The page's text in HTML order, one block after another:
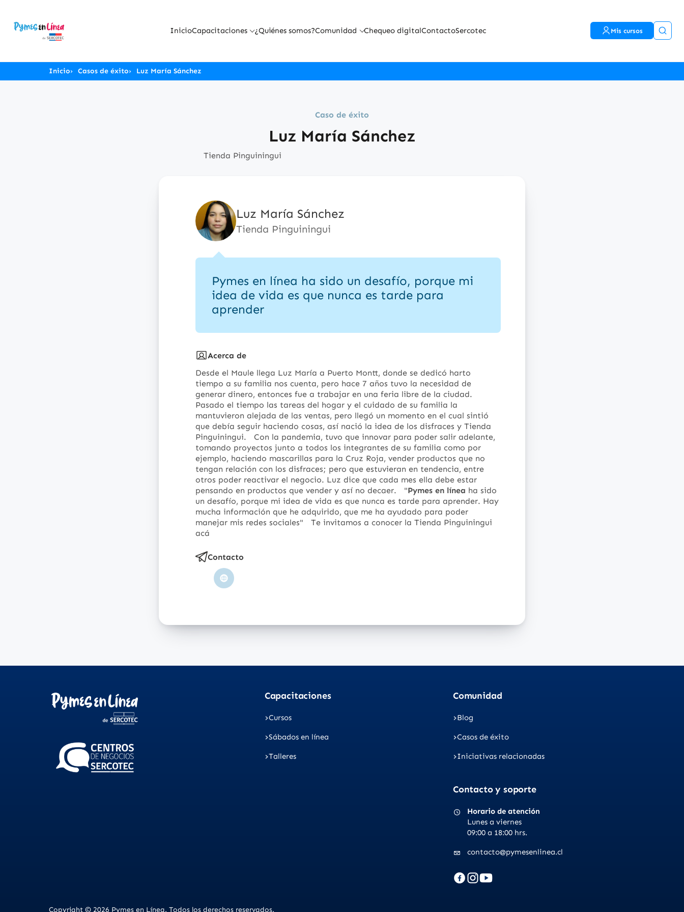
InicioCapacitaciones ¿Quiénes somos?Comunidad Chequeo digitalContactoSercotec Mis cursos
Inicio Casos de éxito Luz María Sánchez
Caso de éxito
Luz María Sánchez
Tienda Pinguiningui
Luz María Sánchez
Tienda Pinguiningui
Pymes en línea ha sido un desafío, porque mi
idea de vida es que nunca es tarde para
aprender
Acerca de
Desde el Maule llega Luz María a Puerto Montt, donde se dedicó harto
tiempo a su familia nos cuenta, pero hace 7 años tuvo la necesidad de
generar dinero, entonces fue a trabajar en una feria libre de la ciudad.
Pasado el tiempo las tareas del hogar y el cuidado de su familia la
mantuvieron alejada de las ventas, pero llegó un momento en el cual sintió
que debía seguir haciendo cosas, así nació la idea de los disfraces y Tienda
Pinguiningui.
Con la pandemia, tuvo que innovar para poder salir adelante,
tomando proyectos junto a todos los integrantes de su familia como por
ejemplo, haciendo mascarillas para la Cruz Roja, vender productos que no
tengan relación con los disfraces; pero que estuvieran en tendencia, entre
otros poder reactivar el negocio. Luz dice que cada mes ella debe estar
pensando en productos que vender y así no decaer.
"Pymes en línea ha sido
un desafío, porque mi idea de vida es que nunca es tarde para aprender. Hay
mucha información que he adquirido, que me ha ayudado para poder
manejar mis redes sociales" Te invitamos a conocer la Tienda Pinguiningui
acá
Contacto
Sitio
Capacitaciones
Cursos
Sábados en línea
Talleres
Comunidad
Blog
Casos de éxito
Iniciativas relacionadas
Contacto y soporte
Horario de atención
Lunes a viernes
09:00 a 18:00 hrs.
contacto@pymesenlinea.cl
Copyright © 2026 Pymes en Línea. Todos los derechos reservados.